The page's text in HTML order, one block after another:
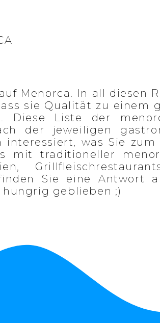
Menorca. In all diesen
sie Qualität zu einem
Diese Liste der
der jeweiligen
was Sie zum
mit traditioneller
Sie eine Antwort
hungrig geblieben ;)